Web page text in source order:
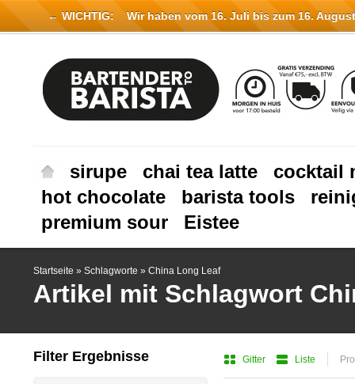
sirupe chai tea latte
cocktail
hot chocolate
barista tools
premium sour
Eistee
Startseite » Schlagworte » China Long Leaf
Artikel mit Schlagwort
Gitter Liste
Filter Ergebnisse
← WICHTIG: Wir haben vom 16. Juli bis zum 16.